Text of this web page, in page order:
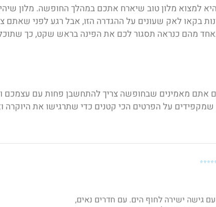
למצוא מלון טוב שיארח אתכם במהלך החופשה. מלון
בקאו לאק שעונים על ההגדרה הזו, אבל רגע לפני שאתם
מהם כנראה תסגור לכם את הפינה בראש שקט, כך
מאמינים שבחופשה צריך להתחשבן פחות עם עצמכם
על הפרטים הכי קטנים כדי שתרגישו את היוקרה
כוכבים עם גישה ישירה לחוף הים. עם חדרים נאים,